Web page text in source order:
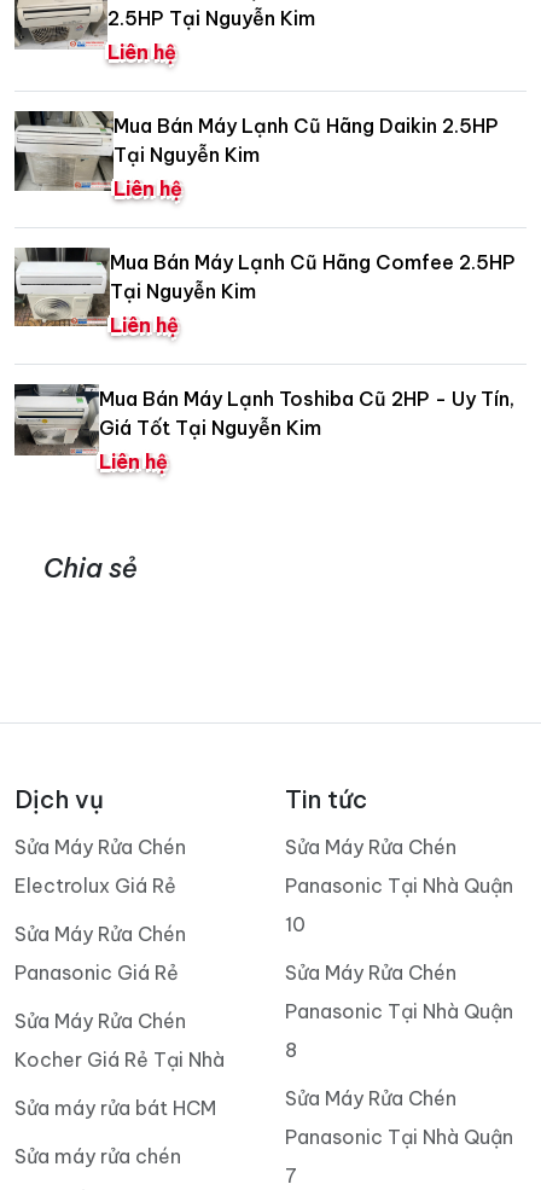
2.5HP Tại Nguyễn Kim
Liên hệ
Mua Bán Máy Lạnh Cũ Hãng Daikin 2.5HP
Tại Nguyễn Kim
Liên hệ
Mua Bán Máy Lạnh Cũ Hãng Comfee 2.5HP
Tại Nguyễn Kim
Liên hệ
Mua Bán Máy Lạnh Toshiba Cũ 2HP - Uy Tín,
Giá Tốt Tại Nguyễn Kim
Liên hệ
Chia sẻ
Dịch vụ
Sửa Máy Rửa Chén
Electrolux Giá Rẻ
Sửa Máy Rửa Chén
Panasonic Giá Rẻ
Sửa Máy Rửa Chén
Kocher Giá Rẻ Tại Nhà
Sửa máy rửa bát HCM
Sửa máy rửa chén
Tin tức
Sửa Máy Rửa Chén
Panasonic Tại Nhà Quận
10
Sửa Máy Rửa Chén
Panasonic Tại Nhà Quận
8
Sửa Máy Rửa Chén
Panasonic Tại Nhà Quận
7